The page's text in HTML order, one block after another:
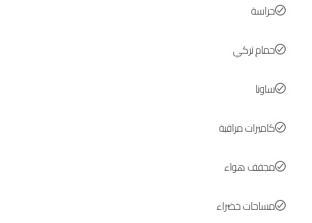
حراسة
حمام تركي
ساونا
كاميرات مراقبة
مجفف هواء
مساحات خضراء